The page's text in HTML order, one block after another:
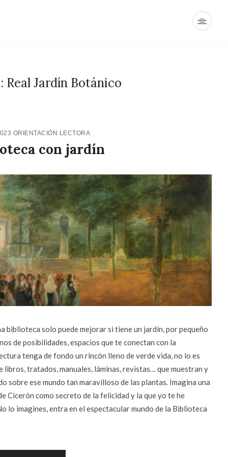
Real Jardín Botánico
ORIENTACIÓN LECTORA
con jardín
biblioteca solo puede mejorar si tiene un jardín, por pequeño
de posibilidades, espacios que te conectan con la
tenga de fondo un rincón lleno de verde vida, no lo es
tratados, manuales, láminas, revistas… que muestran y
sobre ese mundo tan maravilloso de las plantas. Imagina una
Cicerón como secreto de la felicidad y la que yo te he
lo imagines, entra en el espectacular mundo de la Biblioteca